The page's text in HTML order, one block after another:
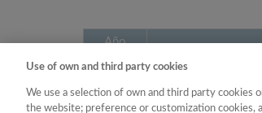
Año
2023
Use of own and third party cookies
We use a selection of own and third party cookies
the website; preference or customization